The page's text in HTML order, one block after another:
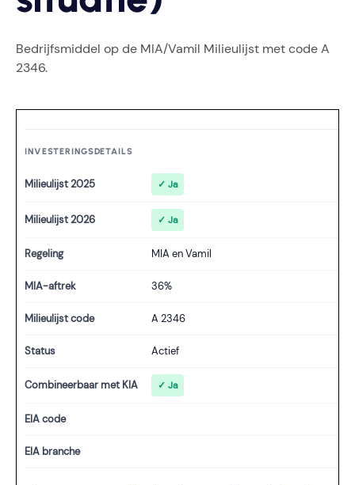
Bedrijfsmiddel op de MIA/Vamil Milieulijst met code A
2346.
INVESTERINGSDETAILS
Milieulijst 2025 ✓ Ja
Milieulijst 2026 ✓ Ja
Regeling MIA en Vamil
MIA-aftrek 36%
Milieulijst code A 2346
Status Actief
Combineerbaar met KIA ✓ Ja
EIA code
EIA branche